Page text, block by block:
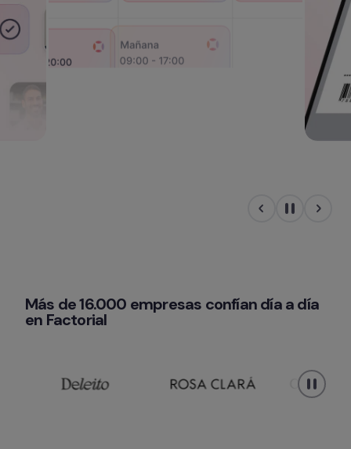
Más de 16.000 empresas confían día a día
en Factorial